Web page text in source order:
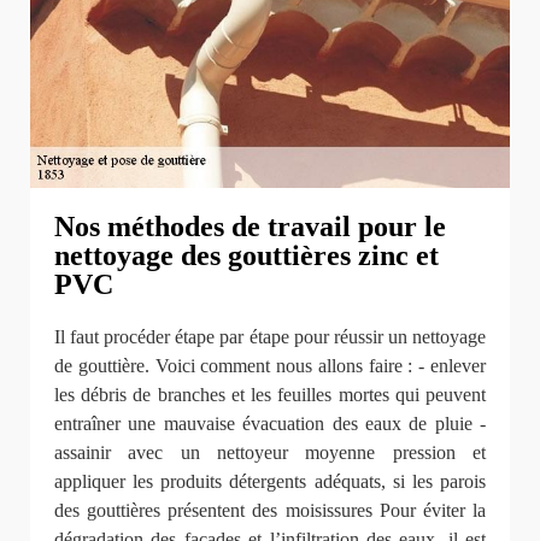
Nos méthodes de travail pour le
nettoyage des gouttières zinc et
PVC
Il faut procéder étape par étape pour réussir un nettoyage
de gouttière. Voici comment nous allons faire : - enlever
les débris de branches et les feuilles mortes qui peuvent
entraîner une mauvaise évacuation des eaux de pluie -
assainir avec un nettoyeur moyenne pression et
appliquer les produits détergents adéquats, si les parois
des gouttières présentent des moisissures Pour éviter la